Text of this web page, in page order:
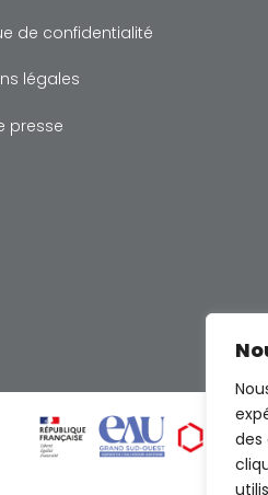
des
de confidentialité
légales
presse